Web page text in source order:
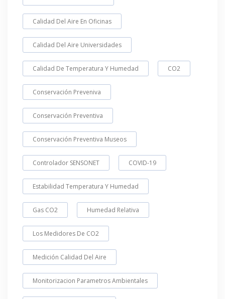
Calidad Del Aire En Oficinas
Calidad Del Aire Universidades
Calidad De Temperatura Y Humedad CO2
Conservación Preveniva
Conservación Preventiva
Conservación Preventiva Museos
Controlador SENSONET COVID-19
Estabilidad Temperatura Y Humedad
Gas CO2 Humedad Relativa
Los Medidores De CO2
Medición Calidad Del Aire
Monitorizacion Parametros Ambientales